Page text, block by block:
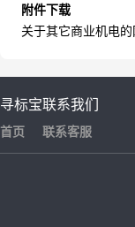
附件下载
关于其它商业机电的
寻标宝
首页
联系我们
联系客服